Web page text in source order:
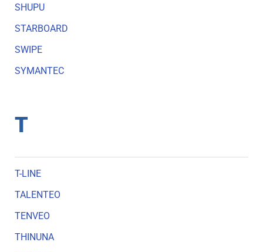
SHUPU
STARBOARD
SWIPE
SYMANTEC
T
T-LINE
TALENTEO
TENVEO
THINUNA